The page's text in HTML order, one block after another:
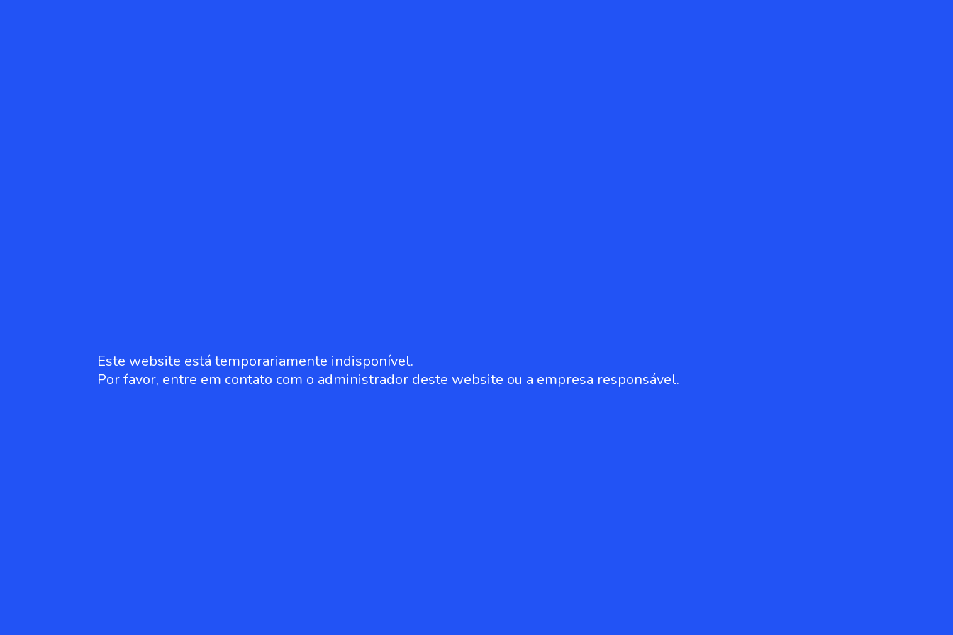
Este website está temporariamente indisponível.
Por favor, entre em contato com o administrador deste website ou a empresa responsável.